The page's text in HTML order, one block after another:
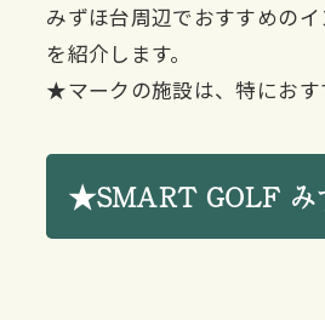
みずほ台周辺でおすすめの
を紹介します。
★マークの施設は、特におす
★SMART GOLF